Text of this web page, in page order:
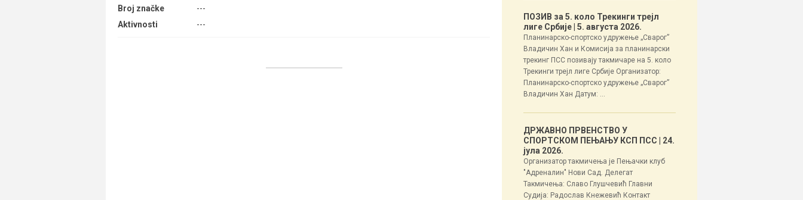
Broj značke
---
Aktivnosti
---
ПОЗИВ за 5. коло Трекинги трејл
лиге Србије | 5. августа 2026.
Планинарско-спортско удружење „Сварог”
Владичин Хан и Комисија за планинарски
трекинг ПСС позивају такмичаре на 5. коло
Трекинги трејл лиге Србије Организатор:
Планинарско-спортско удружење „Сварог”
Владичин Хан Датум: ...
ДРЖАВНО ПРВЕНСТВО У
СПОРТСКОМ ПЕЊАЊУ КСП ПСС
| 24.
јула 2026.
Организатор такмичења је Пењачки клуб
"Адреналин" Нови Сад. Делегат
Такмичења: Славо Глушчевић Главни
Судија: Радослав Кнежевић Контакт